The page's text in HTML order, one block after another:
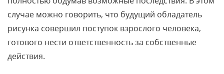
случае можно говорить, что будущий обладатель
рисунка совершил поступок взрослого человека,
готового нести ответственность за собственные
действия.